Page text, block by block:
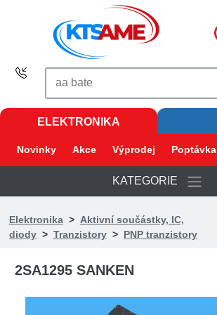
ELEKTRONIKA
Novinky Akce Výprodej Poptávka
KATEGORIE
Elektronika> Aktivní součástky, IC,
diody> Tranzistory> PNP tranzistory
2SA1295 SANKEN